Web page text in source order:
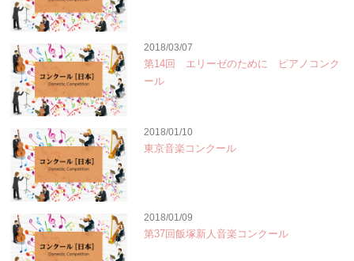
2018/03/07
第14回 エリーゼのために ピアノコンク
ール
2018/01/10
東京音楽コンクール
2018/01/09
第37回飯塚新人音楽コンクール